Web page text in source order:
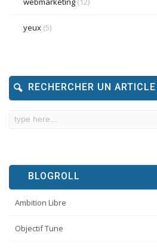
yeux (5)
RECHERCHER UN ARTICLE
BLOGROLL
Ambition Libre
Objectif Tune